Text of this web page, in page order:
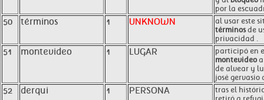
por la
50 términos 1 UNKNOWN
al usar este
términosde
privacidad .
51 montevideo 1 LUGAR
participó en
montevideoa
de alvear y
josé gervasio
52 derqui 1 PERSONA
tras el